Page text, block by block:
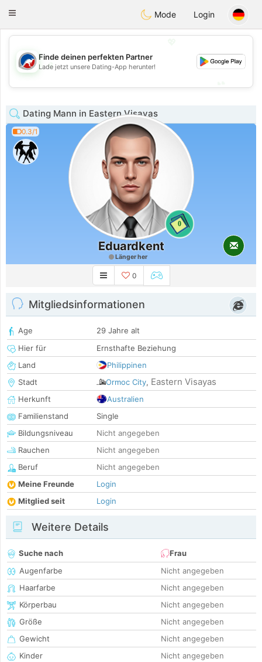
Australia Chat
Toggle
Mode Login
💖
💕
Finde deinen perfekten Partner
Lade jetzt unsere Dating-App herunter!
Dating Mann in Eastern Visayas
0.3/1
0
Eduardkent
Länger her
0
Mitgliedsinformationen
Age
29 Jahre alt
Hier für
Ernsthafte Beziehung
Land
Philippinen
Stadt
Ormoc City, Eastern Visayas
Herkunft
Australien
Familienstand
Single
Bildungsniveau
Nicht angegeben
Rauchen
Nicht angegeben
Beruf
Nicht angegeben
Meine Freunde
Login
Mitglied seit
Login
Weitere Details
Suche nach
Frau
Augenfarbe
Nicht angegeben
Haarfarbe
Nicht angegeben
Körperbau
Nicht angegeben
Größe
Nicht angegeben
Gewicht
Nicht angegeben
Kinder
Nicht angegeben